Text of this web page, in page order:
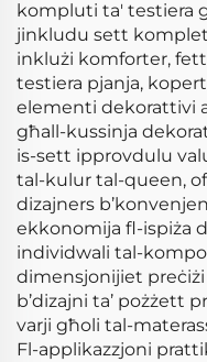
kompluti ta' testiera
jinkludu sett
inklużi komforter,
testiera pjanja,
elementi dekorattivi
għall-kussinja
is-sett ipprovdulu
tal-kulur tal-queen,
dizajners
ekkonomija fl-ispiża
individwali tal-
dimensjonijiet
b’dizajni ta’ pożżett
varji għoli tal-
Fl-applikazzjoni